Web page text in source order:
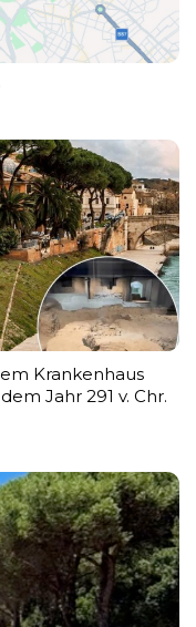
Krankenhaus
Jahr 291 v. Chr.